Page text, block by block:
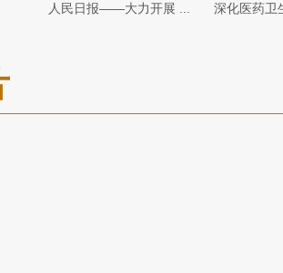
人民日报——大力开展 ... 深化医药卫